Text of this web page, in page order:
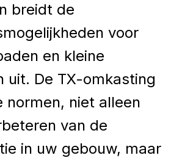
breidt de
voor
en kleine
uit. De TX-omkasting
normen, niet alleen
van de
in uw gebouw, maar